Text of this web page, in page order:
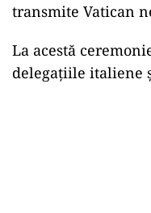
transmite Vatican
La acestă
delegațiile italiene